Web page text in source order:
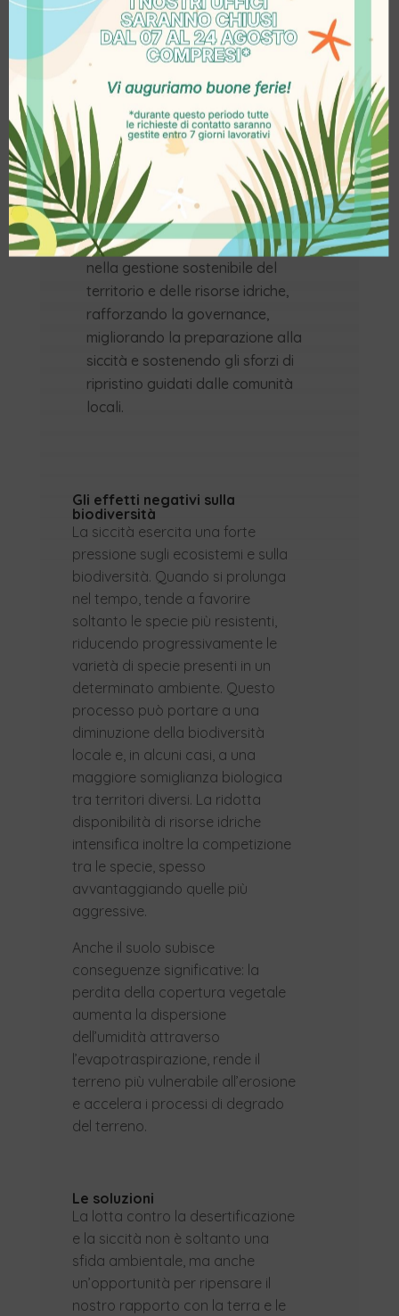
forniscono, dalla regolazione dei
cicli idrici allo stoccaggio del
carbonio.
Rispettarei pastori, i popoli
indigeni e le comunità locali, la
cui mobilità, i sistemi di governo
consuetudinari e le conoscenze
ecologiche sono essenziali per
mantenere la salute e la
produttività di questi paesaggi.
Ripristinarei pascoli investendo
nella gestione sostenibile del
territorio e delle risorse idriche,
rafforzando la governance,
migliorando la preparazione alla
siccità e sostenendo gli sforzi di
ripristino guidati dalle comunità
locali.
Gli effetti negativi sulla
biodiversità
La siccità esercita una forte
pressione sugli ecosistemi e sulla
biodiversità. Quando si prolunga
nel tempo, tende a favorire
soltanto le specie più resistenti,
riducendo progressivamente le
varietà di specie presenti in un
determinato ambiente. Questo
processo può portare a una
diminuzione della biodiversità
locale e, in alcuni casi, a una
maggiore somiglianza biologica
tra territori diversi. La ridotta
disponibilità di risorse idriche
intensifica inoltre la competizione
tra le specie, spesso
avvantaggiando quelle più
aggressive.
Anche il suolo subisce
conseguenze significative: la
perdita della copertura vegetale
aumenta la dispersione
dell’umidità attraverso
l’evapotraspirazione, rende il
terreno più vulnerabile all’erosione
e accelera i processi di degrado
del terreno.
Le soluzioni
La lotta contro la desertificazione
e la siccità non è soltanto una
sfida ambientale, ma anche
un’opportunità per ripensare il
nostro rapporto con la terra e le